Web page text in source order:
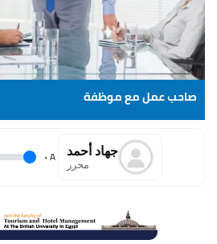
صاحب عمل مع موظفة
جهاد أحمد
محرر A
.